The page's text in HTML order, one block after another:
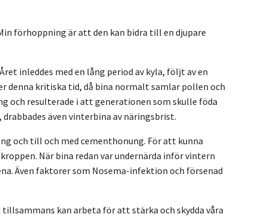
förhoppning är att den kan bidra till en djupare
inleddes med en lång period av kyla, följt av en
kritiska tid, då bina normalt samlar pollen och
och resulterade i att generationen som skulle föda
även vinterbina av näringsbrist.
och till och med cementhonung. För att kunna
När bina redan var undernärda inför vintern
Även faktorer som Nosema-infektion och försenad
kan arbeta för att stärka och skydda våra